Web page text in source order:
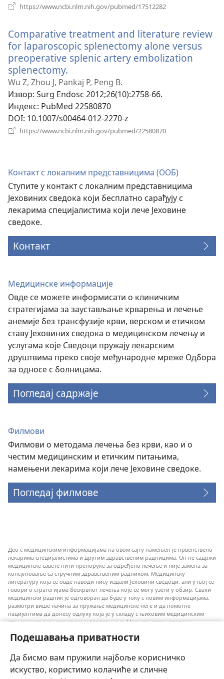
Подешавања приватности
Да бисмо вам пружили најбоље корисничко
искуство, користимо колачиће и сличне
https://www.ncbi.nlm.nih.gov/pubmed/17512282
Comparative treatment and literature review
for laparoscopic splenectomy alone versus
preoperative splenic artery embolization
splenectomy.
нови
прозор)
Wu Z, Zhou J, Pankaj P, Peng B.
Извор‎: Surg Endosc 2012;26(10):2758-66.
Индекс‎: PubMed 22580870
DOI‎: 10.1007/s00464-012-2270-z
https://www.ncbi.nlm.nih.gov/pubmed/22580870
Контакт с локалним представницима (ООБ)
Ступите у контакт с локалним представницима
Јеховиних сведока који бесплатно сарађују с
лекарима специјалистима који лече Јеховине
сведоке.
Контакт
Медицинске информације
Овде се можете информисати о клиничким
стратегијама за заустављање крварења и лечење
анемије без трансфузије крви, верском и етичком
ставу Јеховиних сведока о медицинском лечењу и
услугама које Сведоци пружају лекарским
друштвима преко своје међународне мреже Одбора
за односе с болницама.
Погледај садржаје
Филмови
Филмови о методама лечења без крви, као и о
честим медицинским и етичким питањима,
намењени лекарима који лече Јеховине сведоке.
Погледај филмове
Део с медицинским информацијама на овом сајту намењен је првенствено
лекарима специјалистима и другим здравственим радницима. Он не садржи
медицинске савете нити препоруке за одређено лечење и није замена за
консултовање са стручним здравственим радником. Медицинску
литературу која се овде наводи нису издали Јеховини сведоци, али у њој се
говори о стратегијама бескрвног лечења које се могу узети у обзир. Сваки
медицински радник је одговоран да буде у току с новим информацијама,
размотри више начина за пружање медицинске неге и да помогне
пацијентима да донесу одлуку која је у складу с њиховим медицинским
стањем, жељама, мерилима и веровањима. Нису све овде наведене
За пацијенте: Увек се консултујте с вашим лекаром или другим
стањем и лечењем. Ако сматрате да имате здравствених проблема,
обратите се лекару.